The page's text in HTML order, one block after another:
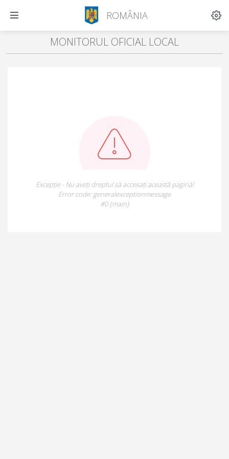
ROMÂNIA
MONITORUL OFICIAL LOCAL
Excepție - Nu aveți dreptul să accesați această pagină!
Error code: generalexceptionmessage
#0 {main}